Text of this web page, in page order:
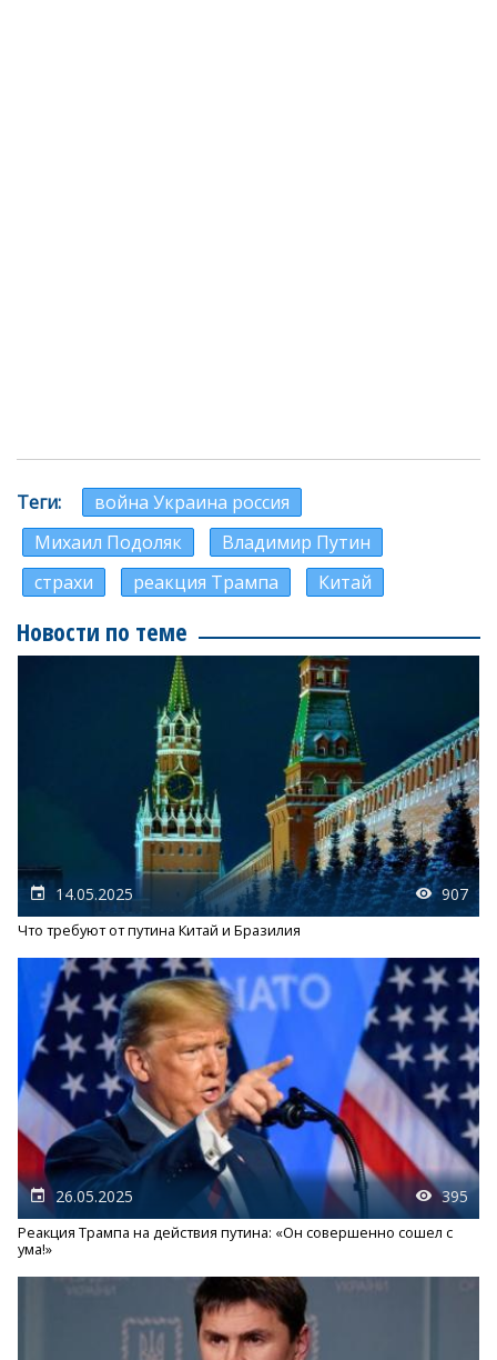
Теги
война Украина россия
Михаил Подоляк
Владимир Путин
страхи
реакция Трампа Китай
Новости по теме
14.05.2025 907
Что требуют от путина Китай и Бразилия
26.05.2025 395
Реакция Трампа на действия путина: «Он совершенно сошел с
ума!»